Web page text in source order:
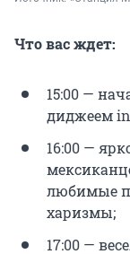
Что вас ждет:
15:00 —
диджеем
16:00 —
любимые
харизмы;
17:00 —